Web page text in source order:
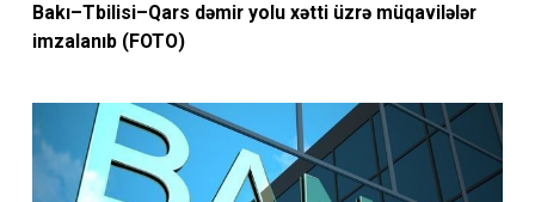
Bakı–Tbilisi–Qars dəmir yolu xətti üzrə müqavilələr
imzalanıb (FOTO)